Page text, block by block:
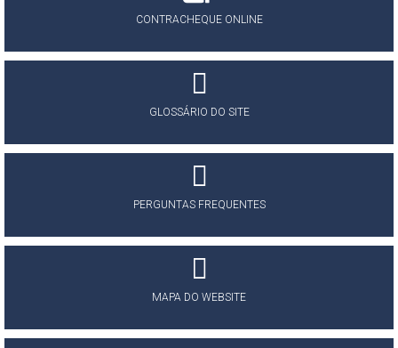
CONTRACHEQUE ONLINE
GLOSSÁRIO DO SITE
PERGUNTAS FREQUENTES
MAPA DO WEBSITE